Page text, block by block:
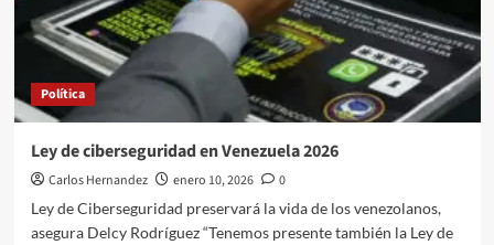
prepara
para
ser
representante
a
Política
Ley de ciberseguridad en Venezuela 2026
Carlos Hernandez enero 10, 2026
0
Ley de Ciberseguridad preservará la vida de los venezolanos,
asegura Delcy Rodríguez “Tenemos presente también la Ley de